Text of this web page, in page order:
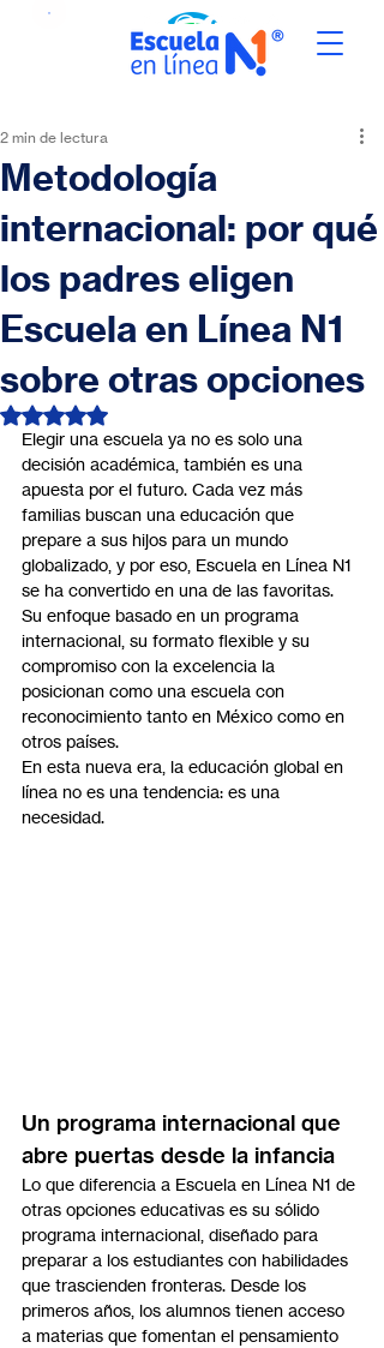
Metodología
internacional: por qué
los padres eligen
Escuela en Línea N1
sobre otras opciones
2 min de lectura
Obtuvo NaN de 5 estrellas.
Elegir una escuela ya no es solo una
decisión académica, también es una
apuesta por el futuro. Cada vez más
familias buscan una educación que
prepare a sus hijos para un mundo
globalizado, y por eso, Escuela en Línea N1
se ha convertido en una de las favoritas.
Su enfoque basado en un programa
internacional, su formato flexible y su
compromiso con la excelencia la
posicionan como una escuela con
reconocimiento tanto en México como en
otros países.
En esta nueva era, la educación global en
línea no es una tendencia: es una
necesidad.
Un programa internacional que
abre puertas desde la infancia
Lo que diferencia a Escuela en Línea N1 de
otras opciones educativas es su sólido
programa internacional, diseñado para
preparar a los estudiantes con habilidades
que trascienden fronteras. Desde los
primeros años, los alumnos tienen acceso
a materias que fomentan el pensamiento